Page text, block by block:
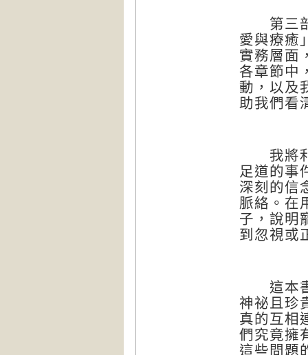
第三部
愛與療癒
實務層面
各章節中
動，以及
助我們看
我將利
足道的事
深刻的信
脈絡。在
子，說明
到忽視或
這本書
神祕且珍
真的互相
們究竟擁
這些問題